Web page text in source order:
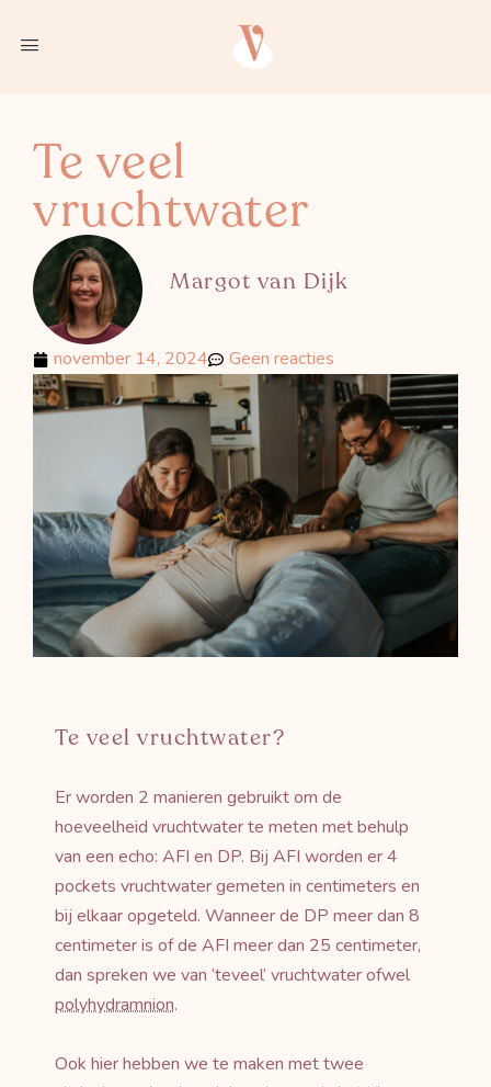
Te veel
vruchtwater
Margot van Dijk
november 14, 2024 Geen reacties
Te veel vruchtwater?
Er worden 2 manieren gebruikt om de
hoeveelheid vruchtwater te meten met behulp
van een echo: AFI en DP. Bij AFI worden er 4
pockets vruchtwater gemeten in centimeters en
bij elkaar opgeteld. Wanneer de DP meer dan 8
centimeter is of de AFI meer dan 25 centimeter,
dan spreken we van ‘teveel’ vruchtwater ofwel
polyhydramnion.
Ook hier hebben we te maken met twee